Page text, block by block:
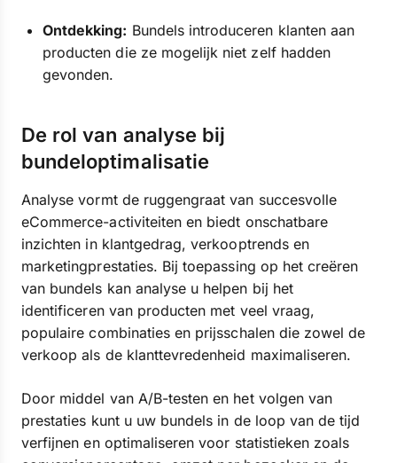
Ontdekking: Bundels introduceren klanten aan
producten die ze mogelijk niet zelf hadden
gevonden.
De rol van analyse bij
bundeloptimalisatie
Analyse vormt de ruggengraat van succesvolle
eCommerce-activiteiten en biedt onschatbare
inzichten in klantgedrag, verkooptrends en
marketingprestaties. Bij toepassing op het creëren
van bundels kan analyse u helpen bij het
identificeren van producten met veel vraag,
populaire combinaties en prijsschalen die zowel de
verkoop als de klanttevredenheid maximaliseren.
Door middel van A/B-testen en het volgen van
prestaties kunt u uw bundels in de loop van de tijd
verfijnen en optimaliseren voor statistieken zoals